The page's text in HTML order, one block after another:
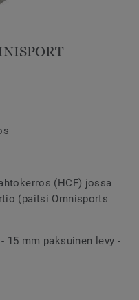
(HCF) jossa
(paitsi Omnisports
15 mm paksuinen levy -